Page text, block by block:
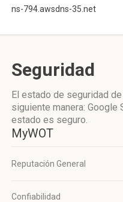
ns-794.awsdns-35.net
Seguridad
El estado de seguridad
siguiente manera:
estado es seguro.
MyWOT
Reputación General
Confiabilidad